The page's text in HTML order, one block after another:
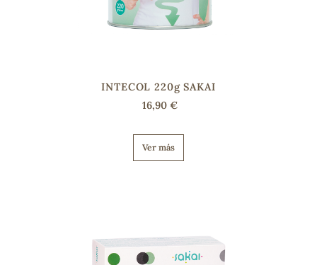
INTECOL 220g SAKAI
16,90 €
Ver más